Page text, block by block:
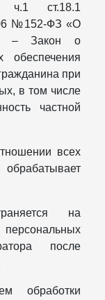
ч.1 ст.18.1
№152-ФЗ «О
– Закон о
при
в том числе
частной
всех
на
после
обработки